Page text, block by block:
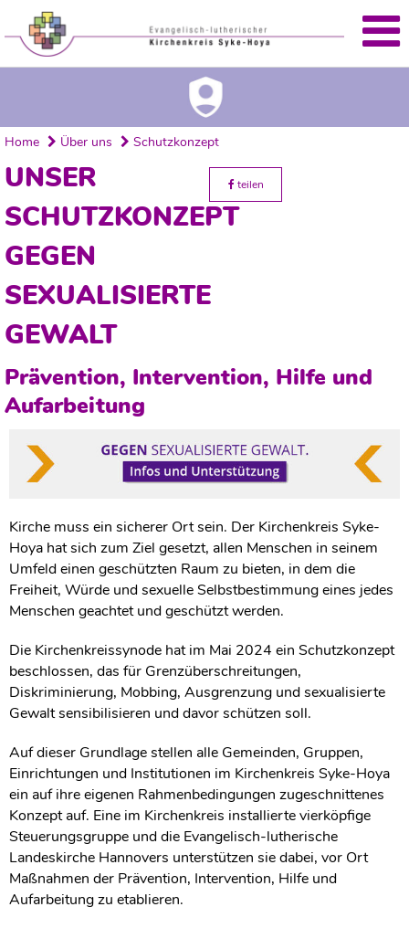
Home Über uns Schutzkonzept
UNSER
SCHUTZKONZEPT
GEGEN
SEXUALISIERTE
GEWALT
teilen
Prävention, Intervention, Hilfe und
Aufarbeitung
Kirche muss ein sicherer Ort sein. Der Kirchenkreis Syke-
Hoya hat sich zum Ziel gesetzt, allen Menschen in seinem
Umfeld einen geschützten Raum zu bieten, in dem die
Freiheit, Würde und sexuelle Selbstbestimmung eines jedes
Menschen geachtet und geschützt werden.
Die Kirchenkreissynode hat im Mai 2024 ein Schutzkonzept
beschlossen, das für Grenzüberschreitungen,
Diskriminierung, Mobbing, Ausgrenzung und sexualisierte
Gewalt sensibilisieren und davor schützen soll.
Auf dieser Grundlage stellen alle Gemeinden, Gruppen,
Einrichtungen und Institutionen im Kirchenkreis Syke-Hoya
ein auf ihre eigenen Rahmenbedingungen zugeschnittenes
Konzept auf. Eine im Kirchenkreis installierte vierköpfige
Steuerungsgruppe und die Evangelisch-lutherische
Landeskirche Hannovers unterstützen sie dabei, vor Ort
Maßnahmen der Prävention, Intervention, Hilfe und
Aufarbeitung zu etablieren.